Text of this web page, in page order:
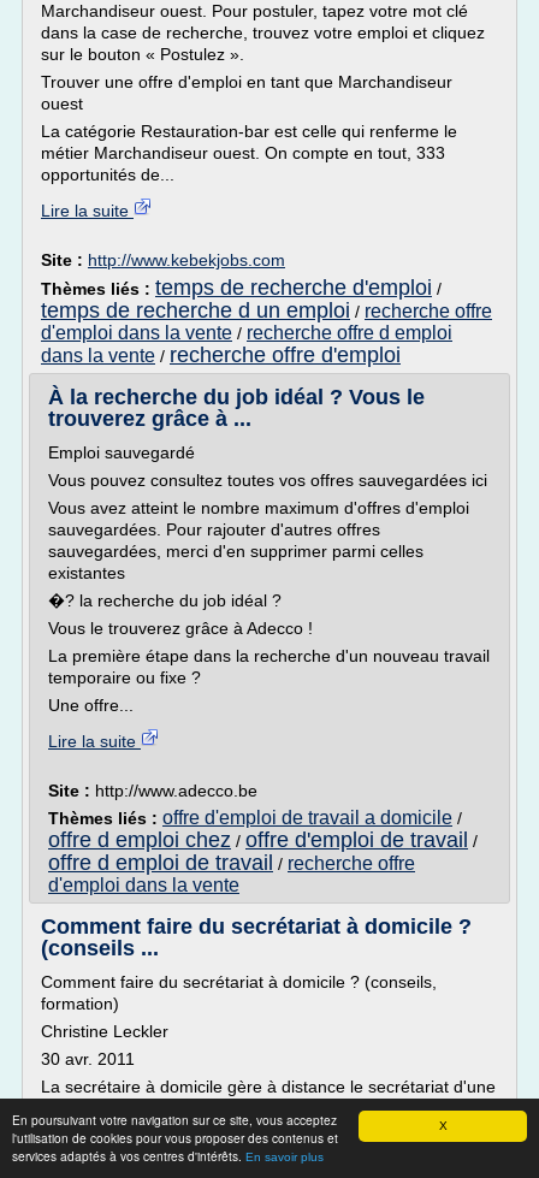
X
En poursuivant votre navigation sur ce site, vous acceptez
l'utilisation de cookies pour vous proposer des contenus et
services adaptés à vos centres d'intérêts. En savoir plus
Marchandiseur ouest. Pour postuler, tapez votre mot clé
dans la case de recherche, trouvez votre emploi et cliquez
sur le bouton « Postulez ».
Trouver une offre d'emploi en tant que Marchandiseur
ouest
La catégorie Restauration-bar est celle qui renferme le
métier Marchandiseur ouest. On compte en tout, 333
opportunités de...
Lire la suite
Site : http://www.kebekjobs.com
Thèmes liés : temps de recherche d'emploi /
temps de recherche d un emploi / recherche offre
d'emploi dans la vente / recherche offre d emploi
dans la vente / recherche offre d'emploi
À la recherche du job idéal ? Vous le
trouverez grâce à ...
Emploi sauvegardé
Vous pouvez consultez toutes vos offres sauvegardées ici
Vous avez atteint le nombre maximum d'offres d'emploi
sauvegardées. Pour rajouter d'autres offres
sauvegardées, merci d'en supprimer parmi celles
existantes
�? la recherche du job idéal ?
Vous le trouverez grâce à Adecco !
La première étape dans la recherche d'un nouveau travail
temporaire ou fixe ?
Une offre...
Lire la suite
Site : http://www.adecco.be
Thèmes liés : offre d'emploi de travail a domicile /
offre d emploi chez / offre d'emploi de travail /
offre d emploi de travail / recherche offre
d'emploi dans la vente
Comment faire du secrétariat à domicile ?
(conseils ...
Comment faire du secrétariat à domicile ? (conseils,
formation)
Christine Leckler
30 avr. 2011
La secrétaire à domicile gère à distance le secrétariat d'une
personne ou d'une entreprise. Les demandes touchent tous
les secteurs d'activités. En télétravail, vous pouvez
organiser votre activité comme vous le souhaitez et gérer